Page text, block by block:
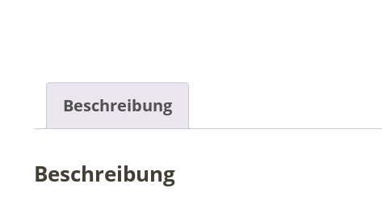
Beschreibung
Beschreibung